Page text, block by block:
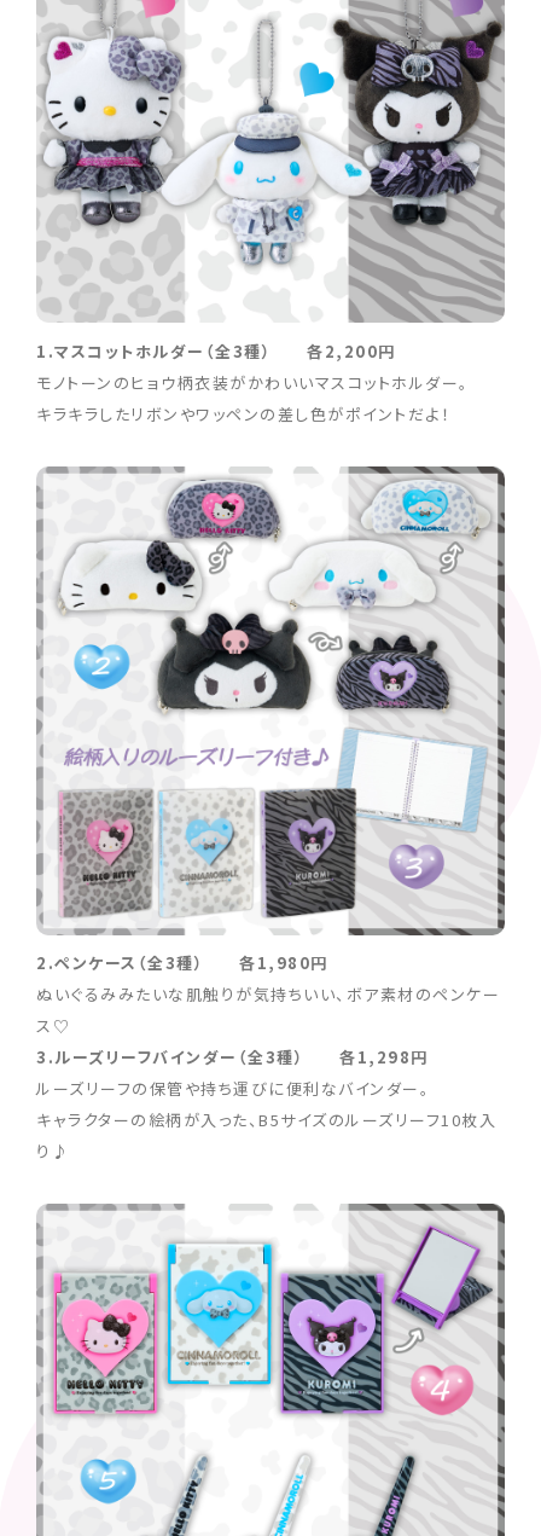
1.マスコットホルダー（全3種） 各2,200円
モノトーンのヒョウ柄衣装がかわいいマスコットホルダー。
キラキラしたリボンやワッペンの差し色がポイントだよ！
2.ペンケース（全3種） 各1,980円
ぬいぐるみみたいな肌触りが気持ちいい、ボア素材のペンケー
ス♡
3.ルーズリーフバインダー（全3種） 各1,298円
ルーズリーフの保管や持ち運びに便利なバインダー。
キャラクターの絵柄が入った、B5サイズのルーズリーフ10枚入
り♪